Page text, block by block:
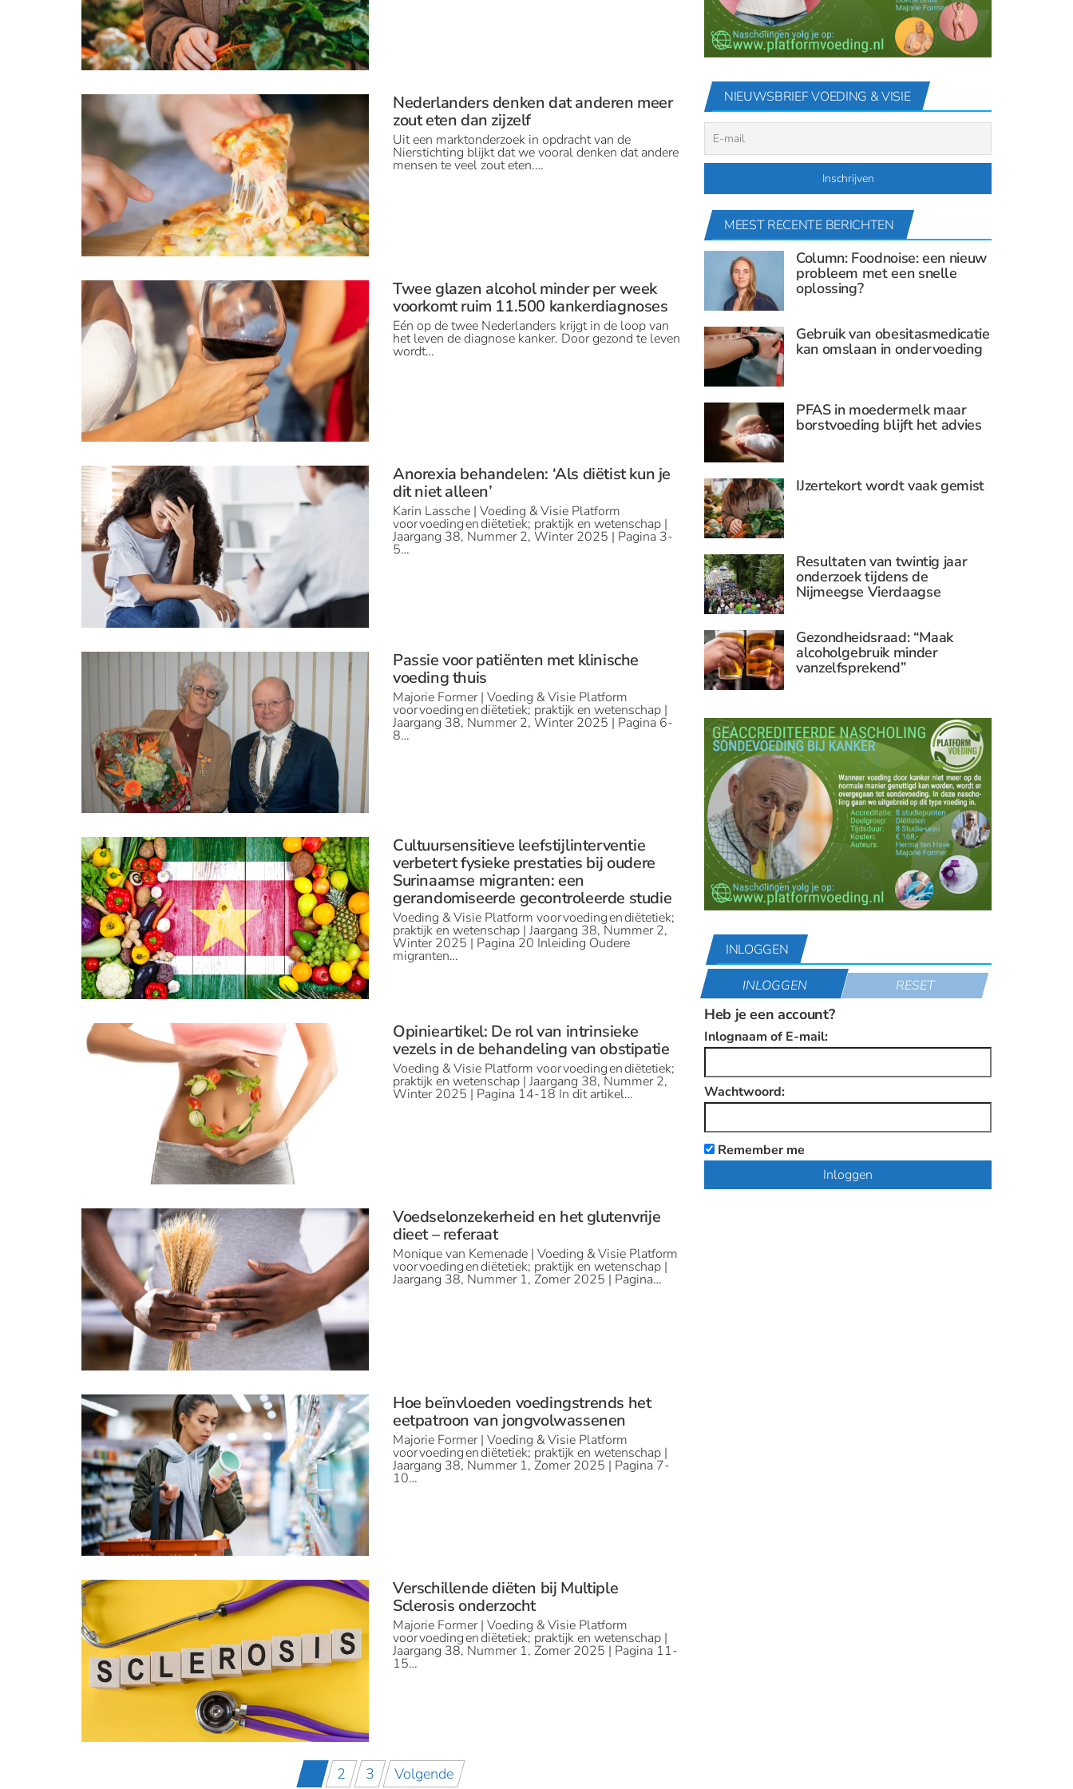
Nederlanders denken dat anderen meer
zout eten dan zijzelf
Uit een marktonderzoek in opdracht van de
Nierstichting blijkt dat we vooral denken dat andere
mensen te veel zout eten.…
Twee glazen alcohol minder per week
voorkomt ruim 11.500 kankerdiagnoses
Eén op de twee Nederlanders krijgt in de loop van
het leven de diagnose kanker. Door gezond te leven
wordt…
Anorexia behandelen: ‘Als diëtist kun je
dit niet alleen’
Karin Lassche | Voeding & Visie Platform
voor voeding en diëtetiek; praktijk en wetenschap |
Jaargang 38, Nummer 2, Winter 2025 | Pagina 3-
5…
Passie voor patiënten met klinische
voeding thuis
Majorie Former | Voeding & Visie Platform
voor voeding en diëtetiek; praktijk en wetenschap |
Jaargang 38, Nummer 2, Winter 2025 | Pagina 6-
8…
Cultuursensitieve leefstijlinterventie
verbetert fysieke prestaties bij oudere
Surinaamse migranten: een
gerandomiseerde gecontroleerde studie
Voeding & Visie Platform voor voeding en diëtetiek;
praktijk en wetenschap | Jaargang 38, Nummer 2,
Winter 2025 | Pagina 20 Inleiding Oudere
migranten…
Opinieartikel: De rol van intrinsieke
vezels in de behandeling van obstipatie
Voeding & Visie Platform voor voeding en diëtetiek;
praktijk en wetenschap | Jaargang 38, Nummer 2,
Winter 2025 | Pagina 14-18 In dit artikel…
Voedselonzekerheid en het glutenvrije
dieet – referaat
Monique van Kemenade | Voeding & Visie Platform
voor voeding en diëtetiek; praktijk en wetenschap |
Jaargang 38, Nummer 1, Zomer 2025 | Pagina…
Hoe beïnvloeden voedingstrends het
eetpatroon van jongvolwassenen
Majorie Former | Voeding & Visie Platform
voor voeding en diëtetiek; praktijk en wetenschap |
Jaargang 38, Nummer 1, Zomer 2025 | Pagina 7-
10…
Verschillende diëten bij Multiple
Sclerosis onderzocht
Majorie Former | Voeding & Visie Platform
voor voeding en diëtetiek; praktijk en wetenschap |
Jaargang 38, Nummer 1, Zomer 2025 | Pagina 11-
15…
2 3 Volgende
NIEUWSBRIEF VOEDING & VISIE
MEEST RECENTE BERICHTEN
Column: Foodnoise: een nieuw
probleem met een snelle
oplossing?
Gebruik van obesitasmedicatie
kan omslaan in ondervoeding
PFAS in moedermelk maar
borstvoeding blijft het advies
IJzertekort wordt vaak gemist
Resultaten van twintig jaar
onderzoek tijdens de
Nijmeegse Vierdaagse
Gezondheidsraad: “Maak
alcoholgebruik minder
vanzelfsprekend”
INLOGGEN
INLOGGEN RESET
Heb je een account?
Inlognaam of E-mail:
Wachtwoord:
Remember me